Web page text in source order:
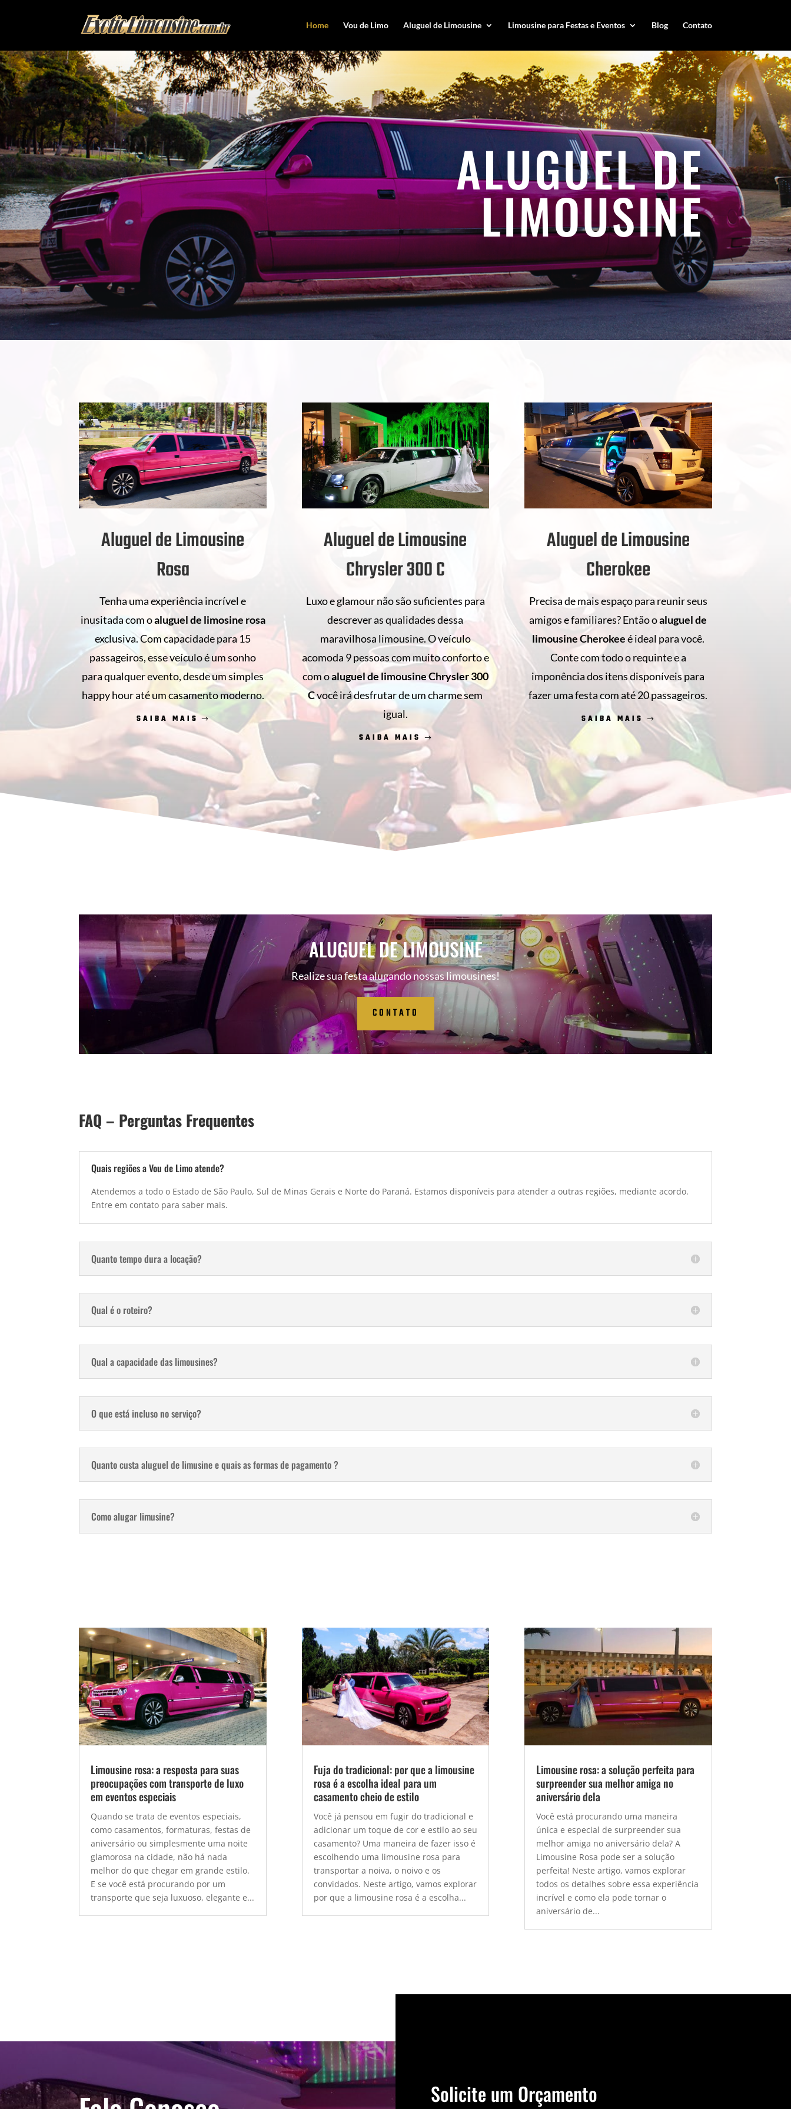
Home Vou de Limo Aluguel de Limousine Limousine para Festas e Eventos Blog Contato
ALUGUEL DE
LIMOUSINE
Aluguel de Limousine
Rosa
Tenha uma experiência incrível e
inusitada com oaluguel de limosine rosa
exclusiva. Com capacidade para 15
passageiros, esse veículo é um sonho
para qualquer evento, desde um simples
happy hour até um casamento moderno.
SAIBA MAIS
Aluguel de Limousine
Chrysler 300 C
Luxo e glamour não são suficientes para
descrever as qualidades dessa
maravilhosa limousine. O veículo
acomoda 9 pessoas com muito conforto e
com oaluguel de limousine Chrysler 300
Cvocê irá desfrutar de um charme sem
igual.
SAIBA MAIS
Aluguel de Limousine
Cherokee
Precisa de mais espaço para reunir seus
amigos e familiares? Então oaluguel de
limousine Cherokeeé ideal para você.
Conte com todo o requinte e a
imponência dos itens disponíveis para
fazer uma festa com até 20 passageiros.
SAIBA MAIS
ALUGUEL DE LIMOUSINE
Realize sua festa alugando nossas limousines!
CONTATO
FAQ – Perguntas Frequentes
Quais regiões a Vou de Limo atende?
Atendemos a todo o Estado de São Paulo, Sul de Minas Gerais e Norte do Paraná. Estamos disponíveis para atender a outras regiões, mediante acordo.
Entre em contato para saber mais.
Quanto tempo dura a locação?
Qual é o roteiro?
Qual a capacidade das limousines?
O que está incluso no serviço?
Quanto custa aluguel de limusine e quais as formas de pagamento ?
Como alugar limusine?
Limousine rosa: a resposta para suas
preocupações com transporte de luxo
em eventos especiais
Quando se trata de eventos especiais,
como casamentos, formaturas, festas de
aniversário ou simplesmente uma noite
glamorosa na cidade, não há nada
melhor do que chegar em grande estilo.
E se você está procurando por um
transporte que seja luxuoso, elegante e...
Fuja do tradicional: por que a limousine
rosa é a escolha ideal para um
casamento cheio de estilo
Você já pensou em fugir do tradicional e
adicionar um toque de cor e estilo ao seu
casamento? Uma maneira de fazer isso é
escolhendo uma limousine rosa para
transportar a noiva, o noivo e os
convidados. Neste artigo, vamos explorar
por que a limousine rosa é a escolha...
Limousine rosa: a solução perfeita para
surpreender sua melhor amiga no
aniversário dela
Você está procurando uma maneira
única e especial de surpreender sua
melhor amiga no aniversário dela? A
Limousine Rosa pode ser a solução
perfeita! Neste artigo, vamos explorar
todos os detalhes sobre essa experiência
incrível e como ela pode tornar o
aniversário de...
Solicite um Orçamento